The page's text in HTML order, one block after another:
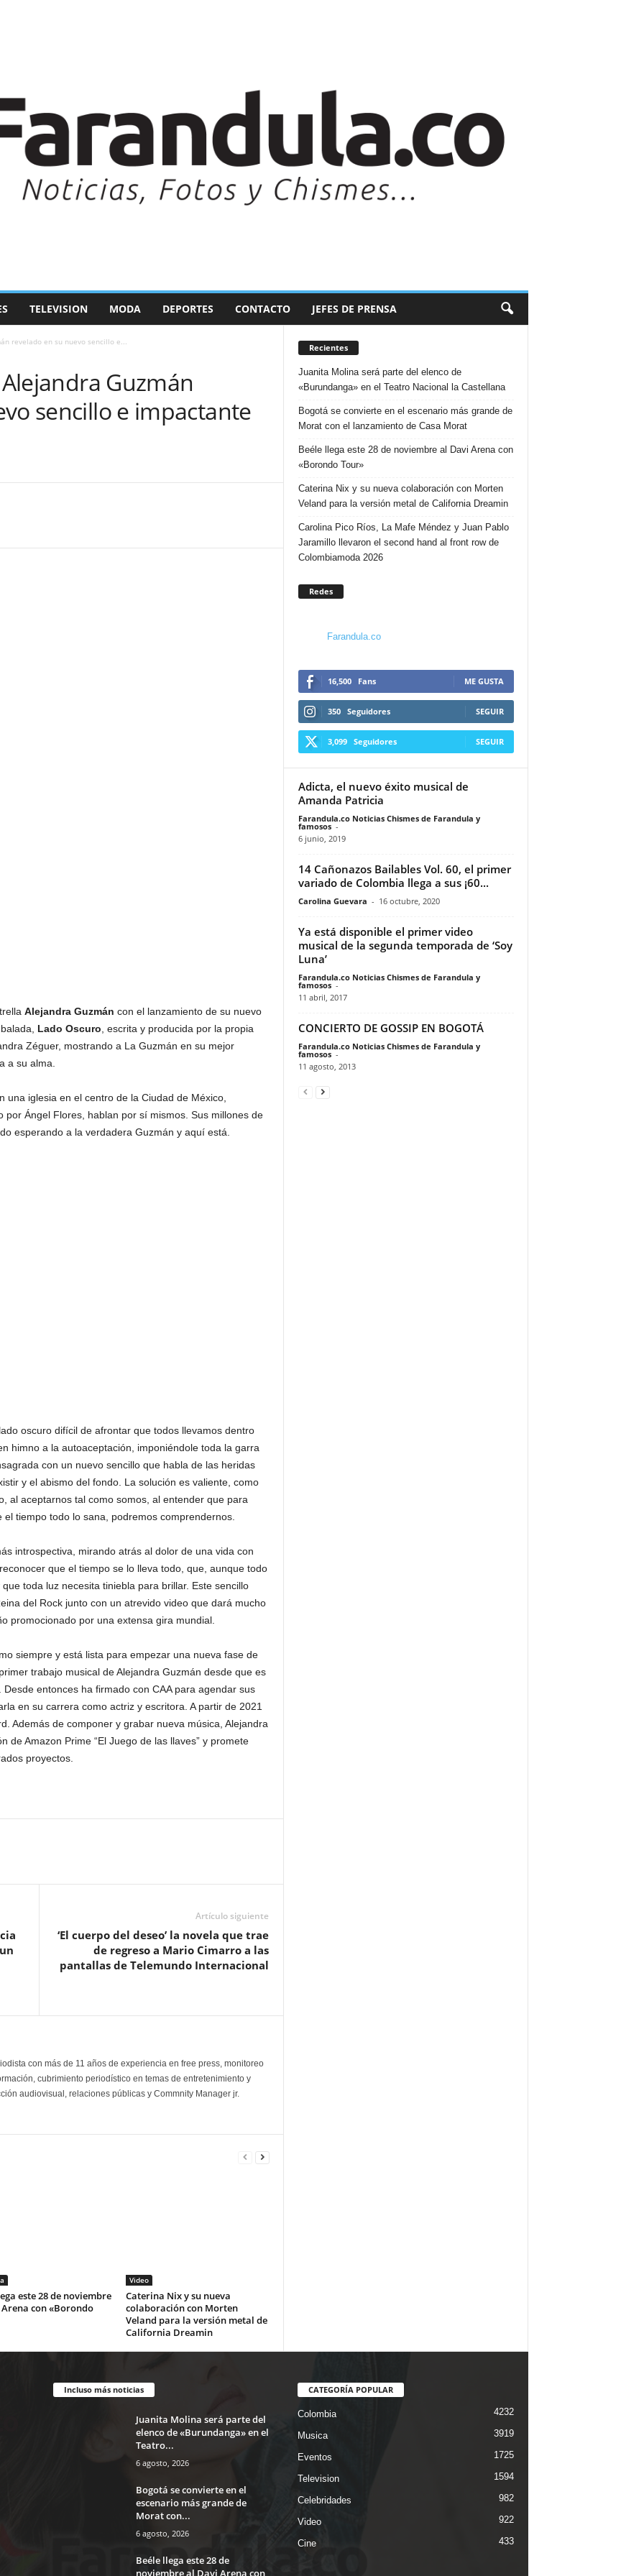
TELEVISION MODA DEPORTES CONTACTO JEFES DE PRENSA
revelado en su nuevo sencillo e...
Alejandra Guzmán
sencillo e impactante
Alejandra Guzmán con el lanzamiento de su nuevo
Lado Oscuro , escrita y producida por la propia
Zéguer, mostrando a La Guzmán en su mejor
a su alma.
una iglesia en el centro de la Ciudad de México,
por Ángel Flores, hablan por sí mismos. Sus millones de
esperando a la verdadera Guzmán y aquí está.
oscuro difícil de afrontar que todos llevamos dentro
himno a la autoaceptación, imponiéndole toda la garra
con un nuevo sencillo que habla de las heridas
y el abismo del fondo. La solución es valiente, como
al aceptarnos tal como somos, al entender que para
tiempo todo lo sana, podremos comprendernos.
introspectiva, mirando atrás al dolor de una vida con
que el tiempo se lo lleva todo, que, aunque todo
toda luz necesita tiniebla para brillar. Este sencillo
del Rock junto con un atrevido video que dará mucho
promocionado por una extensa gira mundial.
siempre y está lista para empezar una nueva fase de
trabajo musical de Alejandra Guzmán desde que es
Desde entonces ha firmado con CAA para agendar sus
en su carrera como actriz y escritora. A partir de 2021
Además de componer y grabar nueva música, Alejandra
de Amazon Prime “El Juego de las llaves” y promete
proyectos.
Artículo siguiente
‘El cuerpo del deseo’ la novela que trae
de regreso a Mario Cimarro a las
pantallas de Telemundo Internacional
con más de 11 años de experiencia en free press, monitoreo
cubrimiento periodístico en temas de entretenimiento y
audiovisual, relaciones públicas y Commnity Manager jr.
este 28 de noviembre
con «Borondo
Video
Caterina Nix y su nueva
colaboración con Morten
Veland para la versión metal de
California Dreamin
Recientes
Juanita Molina será parte del elenco de
«Burundanga» en el Teatro Nacional la Castellana
Bogotá se convierte en el escenario más grande de
Morat con el lanzamiento de Casa Morat
Beéle llega este 28 de noviembre al Davi Arena con
«Borondo Tour»
Caterina Nix y su nueva colaboración con Morten
Veland para la versión metal de California Dreamin
Carolina Pico Ríos, La Mafe Méndez y Juan Pablo
Jaramillo llevaron el second hand al front row de
Colombiamoda 2026
Redes
Farandula.co
16,500 Fans ME GUSTA
350 Seguidores SEGUIR
3,099 Seguidores SEGUIR
Adicta, el nuevo éxito musical de
Amanda Patricia
Farandula.co Noticias Chismes de Farandula y
famosos -
6 junio, 2019
14 Cañonazos Bailables Vol. 60, el primer
variado de Colombia llega a sus ¡60...
Carolina Guevara - 16 octubre, 2020
Ya está disponible el primer video
musical de la segunda temporada de ‘Soy
Luna’
Farandula.co Noticias Chismes de Farandula y
famosos -
11 abril, 2017
CONCIERTO DE GOSSIP EN BOGOTÁ
Farandula.co Noticias Chismes de Farandula y
famosos -
11 agosto, 2013
Incluso más noticias
Juanita Molina será parte del
elenco de «Burundanga» en el
Teatro...
6 agosto, 2026
Bogotá se convierte en el
escenario más grande de
Morat con...
6 agosto, 2026
Beéle llega este 28 de
noviembre al Davi Arena con
CATEGORÍA POPULAR
Colombia 4232
Musica 3919
Eventos 1725
Television 1594
Celebridades 982
Video 922
Cine 433